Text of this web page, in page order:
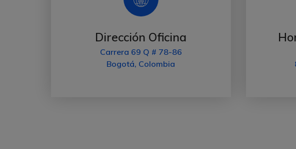
Dirección Oficina
Carrera 69 Q # 78-86
Bogotá, Colombia